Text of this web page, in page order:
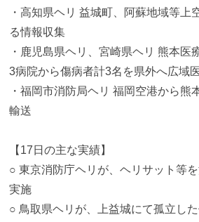
・高知県ヘリ 益城町、阿蘇地域等上
る情報収集
・鹿児島県ヘリ、宮崎県ヘリ 熊本医
3病院から傷病者計3名を県外へ広域
・福岡市消防局ヘリ 福岡空港から熊
輸送
【17日の主な実績】
○ 東京消防庁ヘリが、ヘリサット等
実施
○ 鳥取県ヘリが、上益城にて孤立し